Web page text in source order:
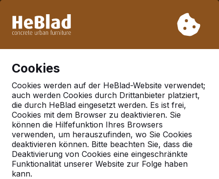
Woche 33 nicht. Bitte berücksichtigen Sie daher längere
Cookies
Cookies werden auf der HeBlad-Website verwendet;
auch werden Cookies durch Drittanbieter platziert,
die durch HeBlad eingesetzt werden. Es ist frei,
Cookies mit dem Browser zu deaktivieren. Sie
können die Hilfefunktion Ihres Browsers
verwenden, um herauszufinden, wo Sie Cookies
deaktivieren können. Bitte beachten Sie, dass die
Deaktivierung von Cookies eine eingeschränkte
Funktionalität unserer Website zur Folge haben
kann.
Deutschland
Referenties in:Chemnitz